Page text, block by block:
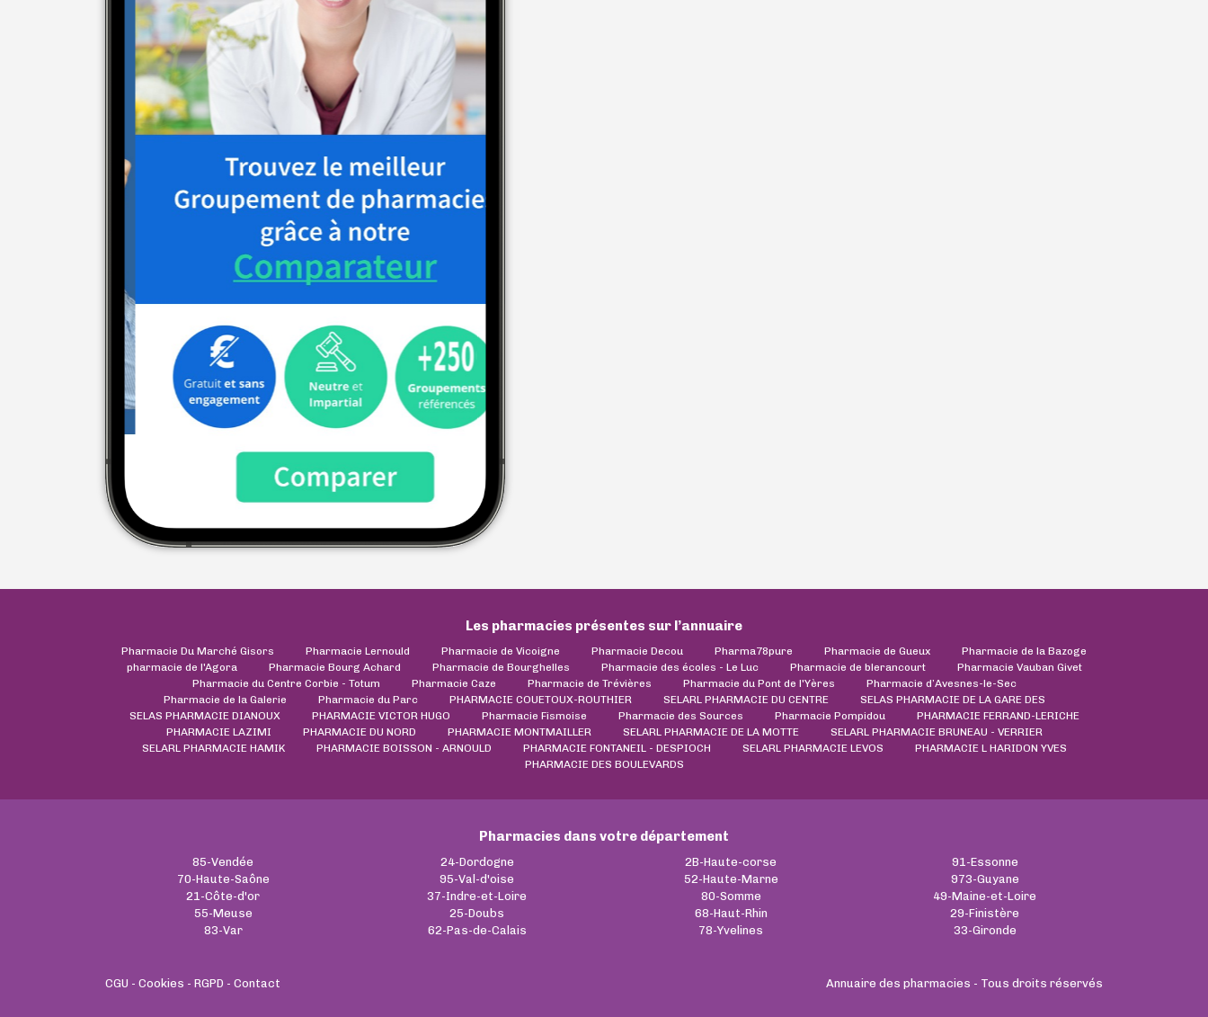
Les pharmacies présentes sur l’annuaire
Pharmacie Du Marché Gisors Pharmacie Lernould Pharmacie de Vicoigne Pharmacie Decou Pharma78pure Pharmacie de Gueux
Pharmacie de la Bazoge
pharmacie de l'Agora
Pharmacie Bourg Achard Pharmacie de Bourghelles Pharmacie des écoles - Le Luc Pharmacie de blerancourt
Pharmacie Vauban Givet
Pharmacie du Centre Corbie - Totum
Pharmacie Caze Pharmacie de Trévières Pharmacie du Pont de l'Yères
Pharmacie d’Avesnes-le-Sec
Pharmacie de la Galerie
Pharmacie du Parc PHARMACIE COUETOUX-ROUTHIER SELARL PHARMACIE DU CENTRE
SELAS PHARMACIE DE LA GARE DES
SELAS PHARMACIE DIANOUX
PHARMACIE VICTOR HUGO Pharmacie Fismoise Pharmacie des Sources Pharmacie Pompidou
PHARMACIE FERRAND-LERICHE
PHARMACIE LAZIMI
PHARMACIE DU NORD PHARMACIE MONTMAILLER SELARL PHARMACIE DE LA MOTTE
SELARL PHARMACIE BRUNEAU - VERRIER
SELARL PHARMACIE HAMIK
PHARMACIE BOISSON - ARNOULD PHARMACIE FONTANEIL - DESPIOCH SELARL PHARMACIE LEVOS
PHARMACIE L HARIDON YVES
PHARMACIE DES BOULEVARDS
Pharmacies dans votre département
85-Vendée
70-Haute-Saône
21-Côte-d'or
55-Meuse
83-Var
24-Dordogne
95-Val-d'oise
37-Indre-et-Loire
25-Doubs
62-Pas-de-Calais
2B-Haute-corse
52-Haute-Marne
80-Somme
68-Haut-Rhin
78-Yvelines
91-Essonne
973-Guyane
49-Maine-et-Loire
29-Finistère
33-Gironde
CGU - Cookies - RGPD - Contact Annuaire des pharmacies - Tous droits réservés